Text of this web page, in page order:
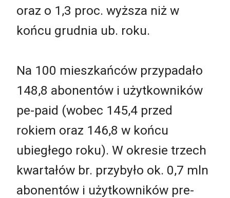
oraz o 1,3 proc. wyższa niż w
końcu grudnia ub. roku.
Na 100 mieszkańców przypadało
148,8 abonentów i użytkowników
pe-paid (wobec 145,4 przed
rokiem oraz 146,8 w końcu
ubiegłego roku). W okresie trzech
kwartałów br. przybyło ok. 0,7 mln
abonentów i użytkowników pre-